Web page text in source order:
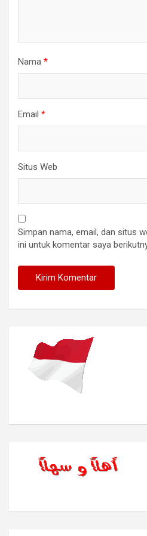
Nama *
Email *
Situs Web
Simpan nama, email, dan situs
ini untuk komentar saya